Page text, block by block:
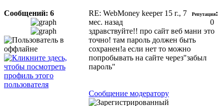
Сообщений: 6 RE: WebMoney keeper 15 г., 7
мес. назад
Репутация:
0
здравствуйте!! про сайт веб мани это
точно! там пароль должен быть
сохранен!а если нет то можно
попробывать на сайте через"забыл
пароль"
Сообщение модератору